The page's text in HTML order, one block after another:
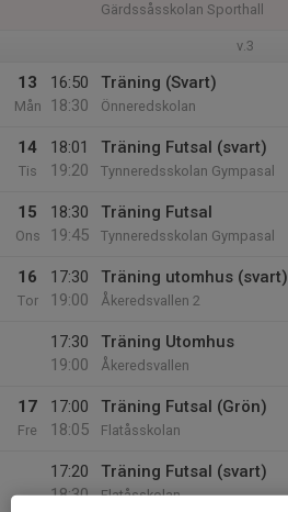
Gärdssåsskolan Sporthall
v.3
13
Mån
16:50
18:30
Träning (Svart)
Önneredskolan
14
Tis
18:01
19:20
Träning Futsal (svart)
Tynneredsskolan Gympasal
15
Ons
18:30
19:45
Träning Futsal
Tynneredsskolan Gympasal
16
Tor
17:30
19:00
Träning utomhus (svart)
Åkeredsvallen 2
17:30
19:00
Träning Utomhus
Åkeredsvallen
17
Fre
17:00
18:05
Träning Futsal (Grön)
Flatåsskolan
17:20
18:30
Träning Futsal (svart)
Flatåsskolan